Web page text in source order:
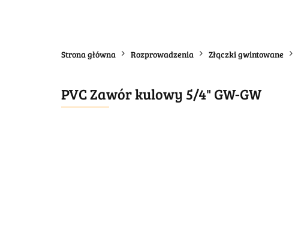
Strona główna Rozprowadzenia Złączki gwintowane
PVC Zawór kulowy 5/4" GW-GW